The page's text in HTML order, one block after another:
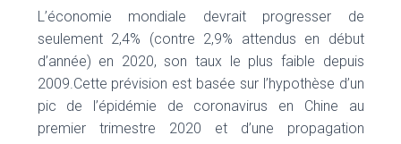
L’économie mondiale devrait progresser de
seulement 2,4% (contre 2,9% attendus en début
d’année) en 2020, son taux le plus faible depuis
2009.Cette prévision est basée sur l’hypothèse d’un
pic de l’épidémie de coronavirus en Chine au
premier trimestre 2020 et d’une propagation